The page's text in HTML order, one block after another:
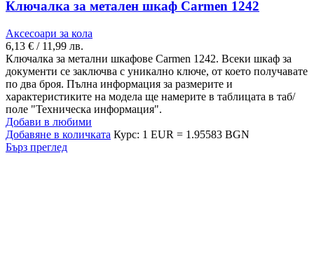
Ключалка за метален шкаф Carmen 1242
Аксесоари за кола
6,13 € / 11,99 лв.
Ключалка за метални шкафове Carmen 1242. Всеки шкаф за
документи се заключва с уникално ключе, от което получавате
по два броя. Пълна информация за размерите и
характеристиките на модела ще намерите в таблицата в таб/
поле "Техническа информация".
Добави в любими
Добавяне в количката Курс: 1 EUR = 1.95583 BGN
Бърз преглед